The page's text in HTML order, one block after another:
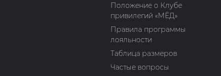
Положение о Клубе
привилегий «МЁД»
Правила программы
лояльности
Таблица размеров
Частые вопросы